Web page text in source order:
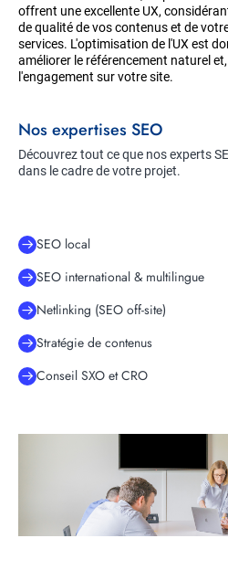
offrent une excellente UX,
de qualité de vos contenus et de
services. L'optimisation de l'UX est
améliorer le référencement naturel
l'engagement sur votre site.
Nos expertises SEO
Découvrez tout ce que nos experts
dans le cadre de votre projet.
SEO local
SEO international & multilingue
Netlinking (SEO off-site)
Stratégie de contenus
Conseil SXO et CRO